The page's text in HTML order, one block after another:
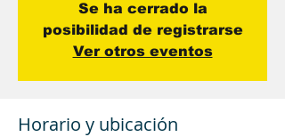
Se ha cerrado la
posibilidad de registrarse
Ver otros eventos
Horario y ubicación